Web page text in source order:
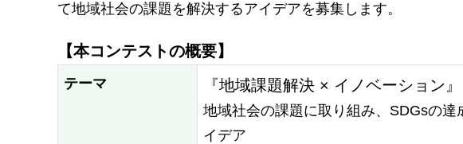
て地域社会の課題を解決するアイデアを募集します。
【本コンテストの概要】
テーマ 『地域課題解決 × イノベーション』
地域社会の課題に取り組み、SDGsの
イデア